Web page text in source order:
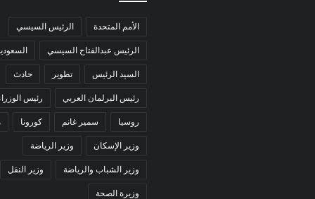
الأمم المتحدة الرئيس السيسي
الرئيس عبدالفتاح السيسي
السيد الرئيس تطوير حادث
رئيس البرلمان العربي رئيس
روسيا سمير غانم كورونا
وزير الإسكان وزير الرياضة
وزير الشباب والرياضة وزير النقل
وزيرة الصحة